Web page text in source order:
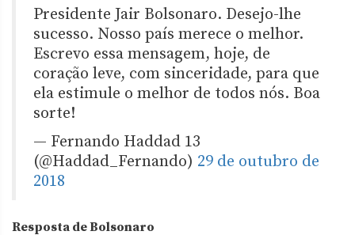
Presidente Jair Bolsonaro. Desejo-lhe
sucesso. Nosso país merece o melhor.
Escrevo essa mensagem, hoje, de
coração leve, com sinceridade, para que
ela estimule o melhor de todos nós. Boa
sorte!
— Fernando Haddad 13
(@Haddad_Fernando) 29 de outubro de
2018
Resposta de Bolsonaro